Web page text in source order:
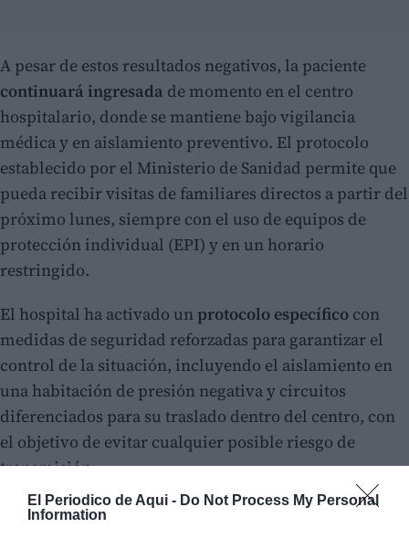
El Periodico de Aqui - Do Not Process My Personal
Information
A pesar de estos resultados negativos, la paciente
continuará ingresada de momento en el centro
hospitalario, donde se mantiene bajo vigilancia
médica y en aislamiento preventivo. El protocolo
establecido por el Ministerio de Sanidad permite que
pueda recibir visitas de familiares directos a partir del
próximo lunes, siempre con el uso de equipos de
protección individual (EPI) y en un horario
restringido.
El hospital ha activado unprotocolo específico con
medidas de seguridad reforzadas para garantizar el
control de la situación, incluyendo el aislamiento en
una habitación de presión negativa y circuitos
diferenciados para su traslado dentro del centro, con
el objetivo de evitar cualquier posible riesgo de
transmisión.